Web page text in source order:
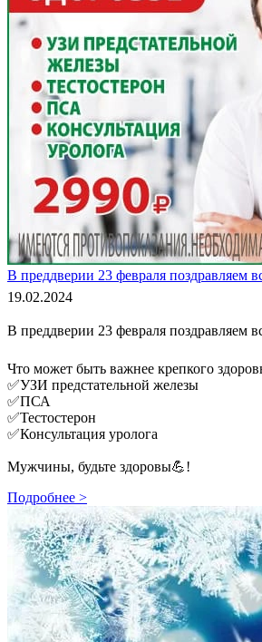
В преддверии 23 февраля поздравляем
19.02.2024
В преддверии 23 февраля поздравляем
Что может быть важнее крепкого
✅УЗИ предстательной железы
✅ПСА
✅Тестостерон
✅Консультация уролога
Мужчины, будьте здоровы💪!
Подробнее >